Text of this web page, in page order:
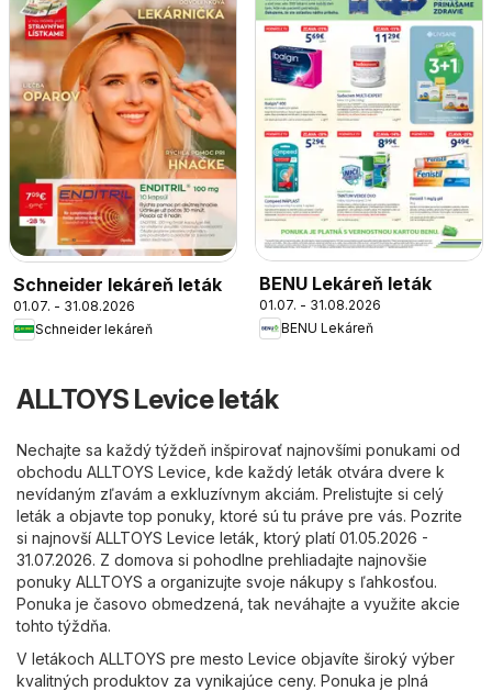
Schneider lekáreň leták
01.07. - 31.08.2026
Schneider lekáreň
BENU Lekáreň leták
01.07. - 31.08.2026
BENU Lekáreň
ALLTOYS Levice leták
Nechajte sa každý týždeň inšpirovať najnovšími ponukami od
obchodu ALLTOYS Levice, kde každý leták otvára dvere k
nevídaným zľavám a exkluzívnym akciám. Prelistujte si celý
leták a objavte top ponuky, ktoré sú tu práve pre vás. Pozrite
si najnovší ALLTOYS Levice leták, ktorý platí 01.05.2026 -
31.07.2026. Z domova si pohodlne prehliadajte najnovšie
ponuky ALLTOYS a organizujte svoje nákupy s ľahkosťou.
Ponuka je časovo obmedzená, tak neváhajte a využite akcie
tohto týždňa.
V letákoch ALLTOYS pre mesto Levice objavíte široký výber
kvalitných produktov za vynikajúce ceny. Ponuka je plná